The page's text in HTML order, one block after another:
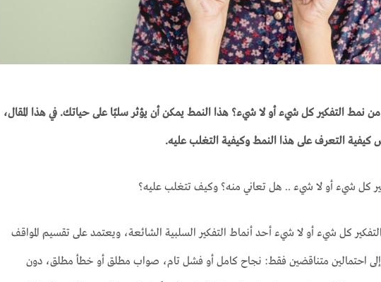
نمط التفكير كل شيء أو لا شيء؟ هذا النمط يمكن أن يؤثر سلبًا على حياتك. في هذا المقال،
التعرف على هذا النمط وكيفية التغلب عليه.
كل شيء أو لا شيء .. هل تعاني منه؟ وكيف تتغلب عليه؟
كل شيء أو لا شيء أحد أنماط التفكير السلبية الشائعة، ويعتمد على تقسيم المواقف
إلى احتمالين متناقضين فقط: نجاح كامل أو فشل تام، صواب مطلق أو خطأ مطلق، دون